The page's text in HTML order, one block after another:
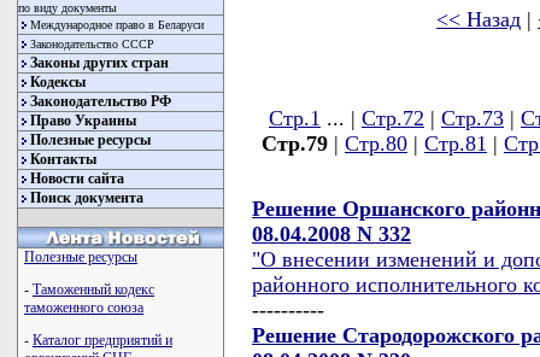
по виду документы
Международное право в Беларуси
Законодательство СССР
Законы других стран
Кодексы
Законодательство РФ
Право Украины
Полезные ресурсы
Контакты
Новости сайта
Поиск документа
Полезные ресурсы
- Таможенный кодекс
таможенного союза
- Каталог предприятий и
<< Назад |
Стр.1 ... | Стр.72 | Стр.73 |
Стр.79 | Стр.80 | Стр.81 |
Решение Оршанского
08.04.2008 N 332
"О внесении изменений и
районного исполнительного
----------
Решение Стародорожского